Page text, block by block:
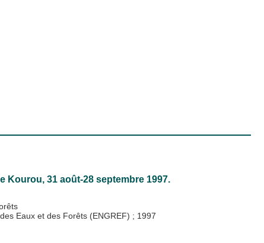
Kourou, 31 août-28 septembre 1997.
Eaux et des Forêts (ENGREF) ; 1997